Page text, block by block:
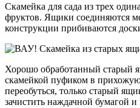
Скамейка для сада из трех
фруктов. Ящики соединяются
конструкции прибиваются
Хорошо обработанный старый
скамейкой пуфиком в
переобуться, только старый
зачистить наждачной бумагой и